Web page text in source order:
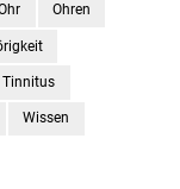
Ohren
Tinnitus
Wissen